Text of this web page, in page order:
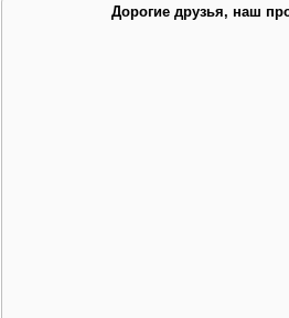
Дорогие друзья, наш